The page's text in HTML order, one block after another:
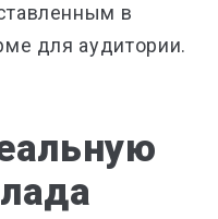
в
для аудитории.